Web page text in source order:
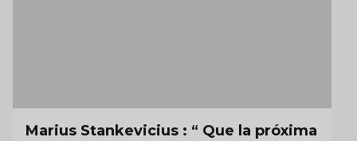
Marius Stankevicius : “ Que la próxima